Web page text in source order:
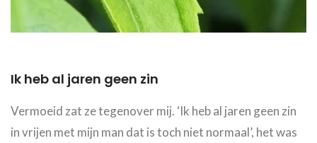
Ik heb al jaren geen zin
Vermoeid zat ze tegenover mij. ‘Ik heb al jaren geen zin
in vrijen met mijn man dat is toch niet normaal’, het was